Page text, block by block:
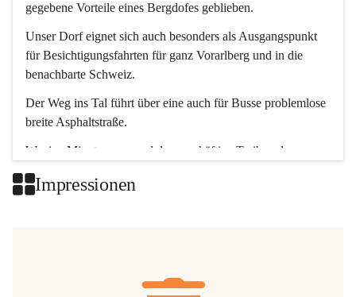
gegebene Vorteile eines Bergdofes geblieben.
Unser Dorf eignet sich auch besonders als Ausgangspunkt
für Besichtigungsfahrten für ganz Vorarlberg und in die
benachbarte Schweiz.
Der Weg ins Tal führt über eine auch für Busse problemlose
breite Asphaltstraße.
Wenige Minuten nur, und das geschäftige Treiben der
Impressionen